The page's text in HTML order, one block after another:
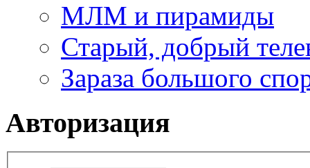
МЛМ и пирамиды
Старый, добрый
Зараза большого
Авторизация